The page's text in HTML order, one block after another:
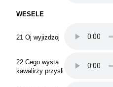
WESELE
21 Oj wyjizdzoj
22 Cego wysta
kawalirzy przysli